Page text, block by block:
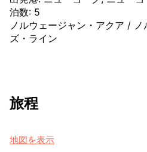
泊数: 5
ノルウェージャン・アクア /
ズ・ライン
旅程
地図を表示